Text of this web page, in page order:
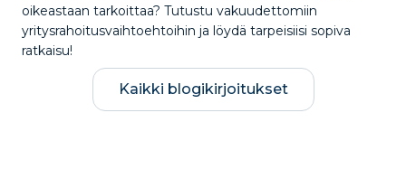
oikeastaan tarkoittaa? Tutustu vakuudettomiin
yritysrahoitusvaihtoehtoihin ja löydä tarpeisiisi sopiva
ratkaisu!
Kaikki blogikirjoitukset